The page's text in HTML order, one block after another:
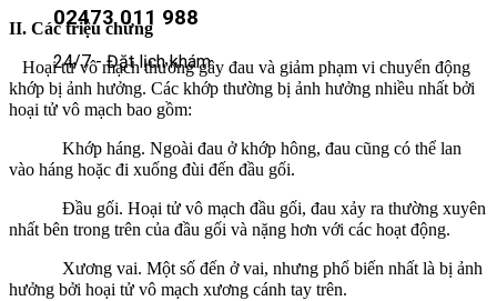
02473 011 988
24/7 - Đặt lịch khám
II. Các triệu chứng
Hoại tử vô mạch thường gây đau và giảm phạm vi chuyển động
khớp bị ảnh hưởng. Các khớp thường bị ảnh hưởng nhiều nhất bởi
hoại tử vô mạch bao gồm:
Khớp háng. Ngoài đau ở khớp hông, đau cũng có thể lan
vào háng hoặc đi xuống đùi đến đầu gối.
Đầu gối. Hoại tử vô mạch đầu gối, đau xảy ra thường xuyên
nhất bên trong trên của đầu gối và nặng hơn với các hoạt động.
Xương vai. Một số đến ở vai, nhưng phổ biến nhất là bị ảnh
hưởng bởi hoại tử vô mạch xương cánh tay trên.